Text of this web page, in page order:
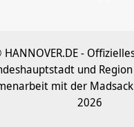
-
und
mit der
2026